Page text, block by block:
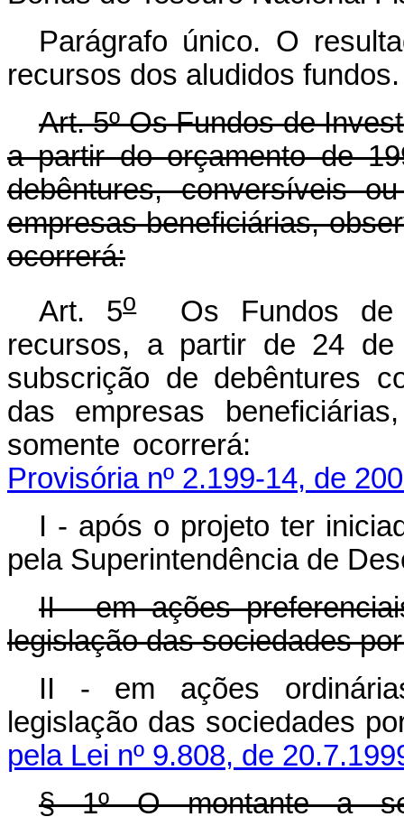
Parágrafo único. O
recursos dos aludidos fundos.
Art. 5º Os Fundos de
a partir do orçamento de
debêntures, conversíveis
empresas beneficiárias,
ocorrerá:
Art. 5oOs Fundos de
recursos, a partir de 24
subscrição de debêntures
das empresas
somente
Provisória nº 2.199-14, de
I - após o projeto ter
pela Superintendência de
II - em ações
legislação das sociedades
II - em ações
legislação das
pela Lei nº 9.808, de
§ 1º O montante a